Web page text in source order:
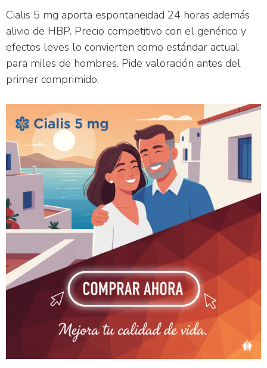
Cialis 5 mg aporta espontaneidad 24 horas además
alivio de HBP. Precio competitivo con el genérico y
efectos leves lo convierten como estándar actual
para miles de hombres. Pide valoración antes del
primer comprimido.